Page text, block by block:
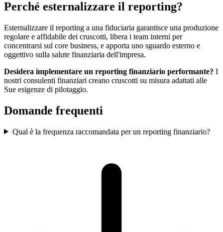
Perché esternalizzare il reporting?
Esternalizzare il reporting a una fiduciaria garantisce una produzione
regolare e affidabile dei cruscotti, libera i team interni per
concentrarsi sul core business, e apporta uno sguardo esterno e
oggettivo sulla salute finanziaria dell'impresa.
Desidera implementare un reporting finanziario performante? I
nostri consulenti finanziari creano cruscotti su misura adattati alle
Sue esigenze di pilotaggio.
Domande frequenti
Qual è la frequenza raccomandata per un reporting finanziario?